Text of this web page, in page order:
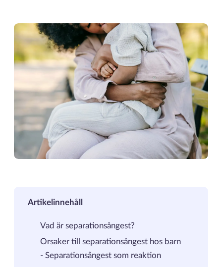
Artikelinnehåll
Vad är separationsångest?
Orsaker till separationsångest hos barn
-Separationsångest som reaktion